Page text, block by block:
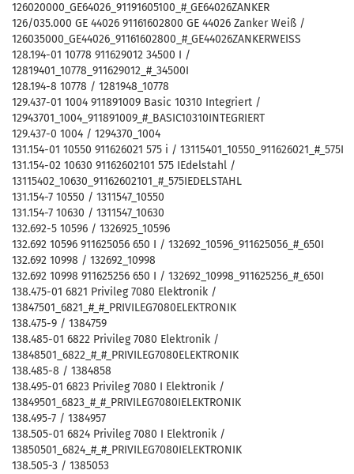
126020000_GE64026_91191605100_#_GE64026ZANKER
126/035.000 GE 44026 91161602800 GE 44026 Zanker Weiß /
126035000_GE44026_91161602800_#_GE44026ZANKERWEISS
128.194-01 10778 911629012 34500 I /
12819401_10778_911629012_#_34500I
128.194-8 10778 / 1281948_10778
129.437-01 1004 911891009 Basic 10310 Integriert /
12943701_1004_911891009_#_BASIC10310INTEGRIERT
129.437-0 1004 / 1294370_1004
131.154-01 10550 911626021 575 i / 13115401_10550_911626021_#_575I
131.154-02 10630 91162602101 575 IEdelstahl /
13115402_10630_91162602101_#_575IEDELSTAHL
131.154-7 10550 / 1311547_10550
131.154-7 10630 / 1311547_10630
132.692-5 10596 / 1326925_10596
132.692 10596 911625056 650 I / 132692_10596_911625056_#_650I
132.692 10998 / 132692_10998
132.692 10998 911625256 650 I / 132692_10998_911625256_#_650I
138.475-01 6821 Privileg 7080 Elektronik /
13847501_6821_#_#_PRIVILEG7080ELEKTRONIK
138.475-9 / 1384759
138.485-01 6822 Privileg 7080 Elektronik /
13848501_6822_#_#_PRIVILEG7080ELEKTRONIK
138.485-8 / 1384858
138.495-01 6823 Privileg 7080 I Elektronik /
13849501_6823_#_#_PRIVILEG7080IELEKTRONIK
138.495-7 / 1384957
138.505-01 6824 Privileg 7080 I Elektronik /
13850501_6824_#_#_PRIVILEG7080IELEKTRONIK
138.505-3 / 1385053